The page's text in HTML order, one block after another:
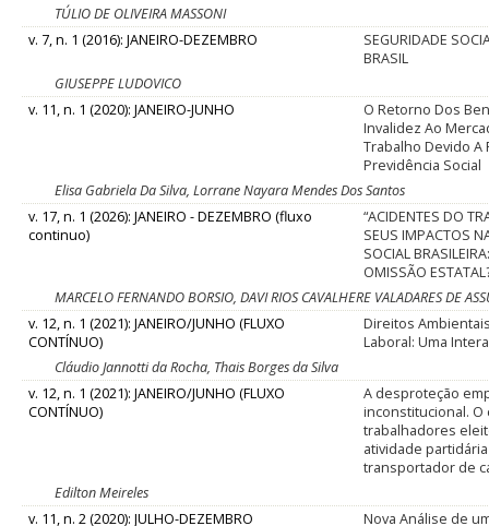
TÚLIO DE OLIVEIRA MASSONI
v. 7, n. 1 (2016): JANEIRO-DEZEMBRO
SEGURIDADE
BRASIL
GIUSEPPE LUDOVICO
v. 11, n. 1 (2020): JANEIRO-JUNHO
O Retorno Dos
Invalidez Ao
Trabalho Devido A
Previdência Social
Elisa Gabriela Da Silva, Lorrane Nayara Mendes Dos Santos
v. 17, n. 1 (2026): JANEIRO - DEZEMBRO (fluxo
continuo)
“ACIDENTES DO
SEUS IMPACTOS
SOCIAL
OMISSÃO
MARCELO FERNANDO BORSIO, DAVI RIOS CAVALHERE VALADARES DE
v. 12, n. 1 (2021): JANEIRO/JUNHO (FLUXO
CONTÍNUO)
Direitos
Laboral: Uma
Cláudio Jannotti da Rocha, Thais Borges da Silva
v. 12, n. 1 (2021): JANEIRO/JUNHO (FLUXO
CONTÍNUO)
A desproteção
inconstitucional. O
trabalhadores
atividade
transportador de
Edilton Meireles
v. 11, n. 2 (2020): JULHO-DEZEMBRO
Nova Análise de